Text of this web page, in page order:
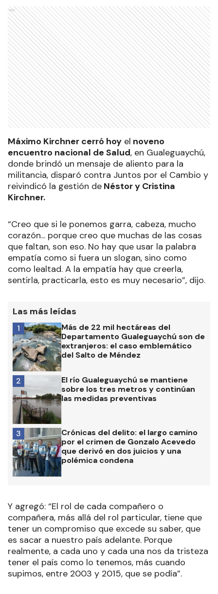
Ads
Máximo Kirchner cerró hoy el noveno
encuentro nacional de Salud, en Gualeguaychú,
donde brindó un mensaje de aliento para la
militancia, disparó contra Juntos por el Cambio y
reivindicó la gestión de Néstor y Cristina
Kirchner.
“Creo que si le ponemos garra, cabeza, mucho
corazón... porque creo que muchas de las cosas
que faltan, son eso. No hay que usar la palabra
empatía como si fuera un slogan, sino como
como lealtad. A la empatía hay que creerla,
sentirla, practicarla, esto es muy necesario”, dijo.
Las más leídas
Más de 22 mil hectáreas del
Departamento Gualeguaychú son de
extranjeros: el caso emblemático
del Salto de Méndez
1
El río Gualeguaychú se mantiene
sobre los tres metros y continúan
las medidas preventivas
2
Crónicas del delito: el largo camino
por el crimen de Gonzalo Acevedo
que derivó en dos juicios y una
polémica condena
3
Y agregó: “El rol de cada compañero o
compañera, más allá del rol particular, tiene que
tener un compromiso que excede su saber, que
es sacar a nuestro país adelante. Porque
realmente, a cada uno y cada una nos da tristeza
tener el país como lo tenemos, más cuando
supimos, entre 2003 y 2015, que se podía”.